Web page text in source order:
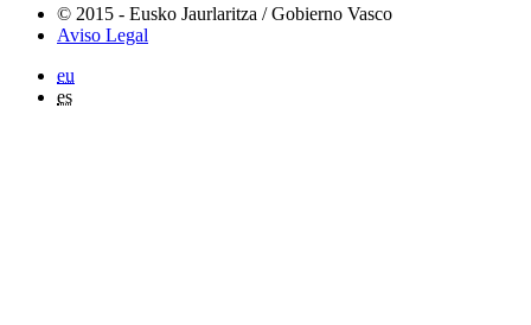
© 2015 - Eusko Jaurlaritza / Gobierno Vasco
Aviso Legal
eu
es